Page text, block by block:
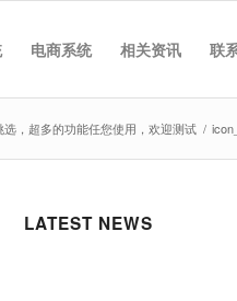
电商系统 相关资讯 联
，超多的功能任您使用，欢迎测试 /
LATEST NEWS